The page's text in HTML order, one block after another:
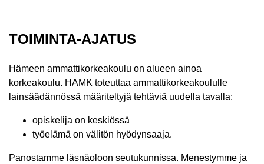
​TOIMINTA-AJATUS
Hämeen ammattikorkeakoulu on alueen ainoa
korkeakoulu. HAMK toteuttaa ammattikorkeakoululle
lainsäädännössä määriteltyjä tehtäviä uudella tavalla:
opiskelija on keskiössä
työelämä on välitön hyödynsaaja.
Panostamme läsnäoloon seutukunnissa. Menestymme ja